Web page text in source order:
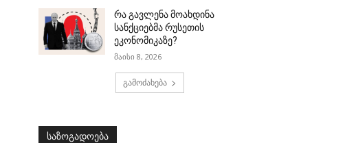
რა გავლენა მოახდინა
სანქციებმა რუსეთის
ეკონომიკაზე?
მაისი 8, 2026
გამოძახება
საზოგადოება